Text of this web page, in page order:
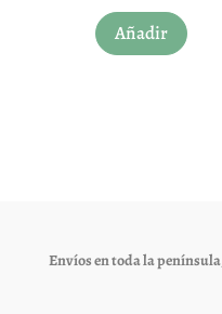
Añadir
elegir
Envíos en toda la